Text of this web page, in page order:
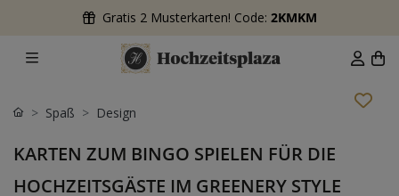
Gratis 2 Musterkarten! Code: 2KMKM
Spaß Design
KARTEN ZUM BINGO SPIELEN FÜR DIE
HOCHZEITSGÄSTE IM GREENERY STYLE